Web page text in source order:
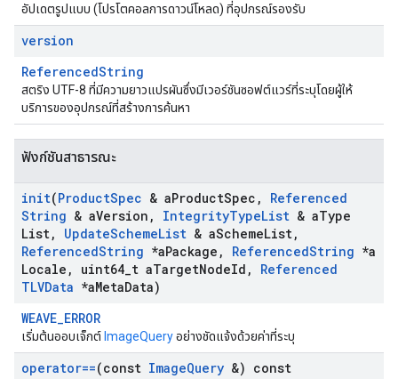
อัปเดตรูปแบบ (โปรโตคอลการดาวน์โหลด) ที่อุปกรณ์รองรับ
version
ReferencedString
สตริง UTF-8 ที่มีความยาวแปรผันซึ่งมีเวอร์ชันซอฟต์แวร์ที่ระบุโดยผู้ให้
บริการของอุปกรณ์ที่สร้างการค้นหา
ฟังก์ชันสาธารณะ
init(ProductSpec & aProductSpec ,
Referenced
String & aVersion , IntegrityTypeList & aType
List, UpdateSchemeList & aSchemeList,
ReferencedString *aPackage , ReferencedString *a
Locale , uint64 t aTargetNodeId ,
Referenced
TLVData *aMetaData)
WEAVE_ERROR
เริ่มต้นออบเจ็กต์ ImageQueryอย่างชัดแจ้งด้วยค่าที่ระบุ
operator==(const ImageQuery &) const